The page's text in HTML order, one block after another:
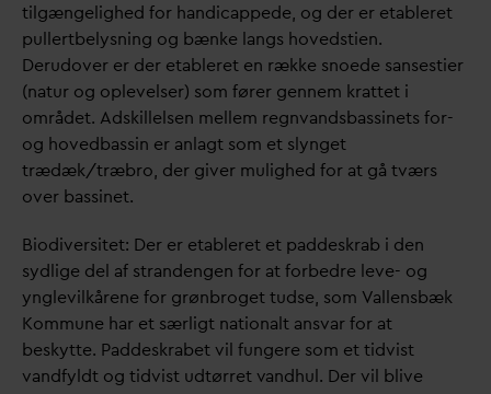
tilgængelighed for handicappede, og der er etableret
pullertbelysning og bænke langs hovedstien.
Derudover er der etableret en række snoede sansestier
(natur og oplevelser) som fører gennem krattet i
området. Adskillelsen mellem regnvandsbassinets for-
og hovedbassin er anlagt som et slynget
trædæk/træbro, der giver mulighed for at gå tværs
over bassinet.
Biodiversitet: Der er etableret et paddeskrab i den
sydlige del af strandengen for at forbedre leve- og
ynglevilkårene for grønbroget tudse, som Vallensbæk
Kommune har et særligt nationalt ansvar for at
beskytte. Paddeskrabet vil fungere som et tidvist
vandfyldt og tidvist udtørret vandhul. Der vil blive